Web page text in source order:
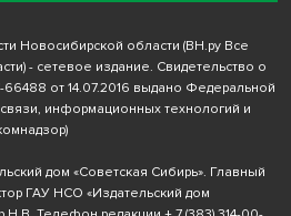
Новосибирской области (ВН.ру Все
- сетевое издание. Свидетельство о
от 14.07.2016 выдано Федеральной
информационных технологий и
дом «Советская Сибирь». Главный
ГАУ НСО «Издательский дом